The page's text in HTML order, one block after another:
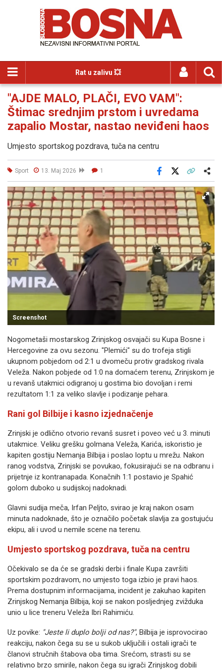
Rat u zalivu 💥
"AJDE MALO, PLAČI, EVO VAM":
Štimac srednjim prstom i uvredama
zapalio Mostar, nastao neviđeni haos
Umjesto sportskog pozdrava, tuča na centru
Sport 13. Maj 2026 1
Facebook
Screenshot
Nogometaši mostarskog Zrinjskog osvajači su Kupa Bosne i
Hercegovine za ovu sezonu. "Plemići" su do trofeja stigli
ukupnom pobjedom od 2:1 u dvomeču protiv gradskog rivala
Veleža. Nakon pobjede od 1:0 na domaćem terenu, Zrinjskom je
u revanš utakmici odigranoj u gostima bio dovoljan i remi
rezultatom 1:1 za veliko slavlje i podizanje pehara.
Rani gol Bilbije i kasno izjednačenje
Zrinjski je odlično otvorio revanš susret i poveo već u 3. minuti
utakmice. Veliku grešku golmana Veleža, Karića, iskoristio je
kapiten gostiju Nemanja Bilbija i poslao loptu u mrežu. Nakon
ranog vodstva, Zrinjski se povukao, fokusirajući se na odbranu i
prijetnje iz kontranapada. Konačnih 1:1 postavio je Spahić
golom duboko u sudijskoj nadoknadi.
Glavni sudija meča, Irfan Peljto, svirao je kraj nakon osam
minuta nadoknade, što je označilo početak slavlja za gostujuću
ekipu, ali i uvod u nemile scene na terenu.
Umjesto sportskog pozdrava, tuča na centru
Očekivalo se da će se gradski derbi i finale Kupa završiti
sportskim pozdravom, no umjesto toga izbio je pravi haos.
Prema dostupnim informacijama, incident je zakuhao kapiten
Zrinjskog Nemanja Bilbija, koji se nakon posljednjeg zvižduka
unio u lice treneru Veleža Ibri Rahimiću.
Uz povike: "Jeste li duplo bolji od nas?", Bilbija je isprovocirao
reakciju, nakon čega su se u sukob uključili i ostali igrači te
članovi stručnih štabova oba tima. Srećom, strasti su se
relativno brzo smirile, nakon čega su igrači Zrinjskog dobili